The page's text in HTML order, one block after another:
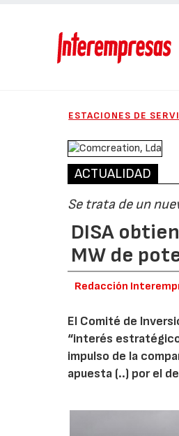
ESTACIONES DE
ACTUALIDAD
Se trata de un
DISA
MW de
Redacción
El Comité de
“interés
impulso de la
apuesta (..) por el